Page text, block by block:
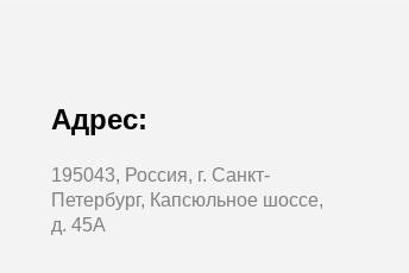
Адрес:
195043, Россия, г. Санкт-
Петербург, Капсюльное шоссе,
д. 45А